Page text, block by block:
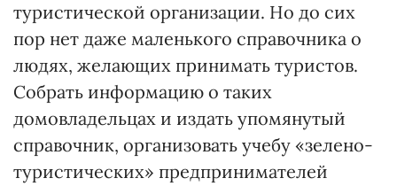
туристической организации. Но до сих
пор нет даже маленького справочника о
людях, желающих принимать туристов.
Собрать информацию о таких
домовладельцах и издать упомянутый
справочник, организовать учебу «зелено-
туристических» предпринимателей